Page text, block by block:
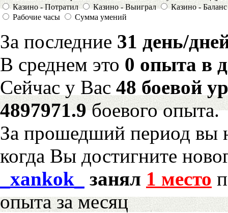
Казино - Потратил
Казино - Выиграл
Казино - Баланс
Рабочие часы
Сумма умений
За последние 31 день/
В среднем это 0 опыта в
Сейчас у Вас 48 боевой
4897971.9боевого опыта.
За прошедший период вы
когда Вы достигните
_xankok_
занял 1 место
опыта за месяц